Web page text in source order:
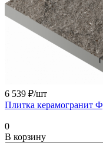
6 539 ₽/шт
Плитка керамогранит
0
В корзину